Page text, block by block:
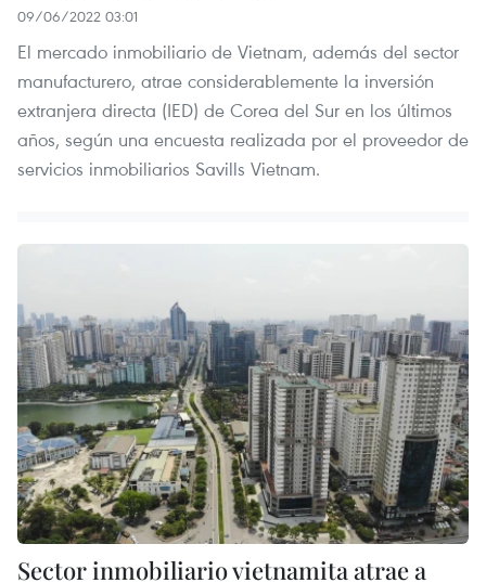
09/06/2022 03:01
El mercado inmobiliario de Vietnam, además del sector
manufacturero, atrae considerablemente la inversión
extranjera directa (IED) de Corea del Sur en los últimos
años, según una encuesta realizada por el proveedor de
servicios inmobiliarios Savills Vietnam.
Sector inmobiliario vietnamita atrae a